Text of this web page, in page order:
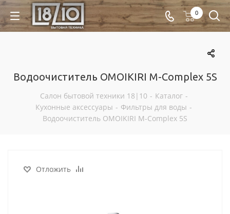
0
Водоочиститель OMOIKIRI M-Complex 5S
Салон бытовой техники 18|10 - Каталог -
Кухонные аксессуары - Фильтры для воды -
Водоочиститель OMOIKIRI M-Complex 5S
Отложить